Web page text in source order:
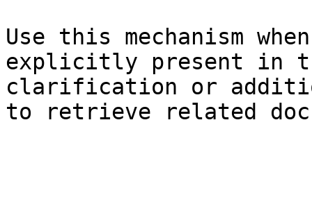
Use this mechanism
explicitly present in
clarification or